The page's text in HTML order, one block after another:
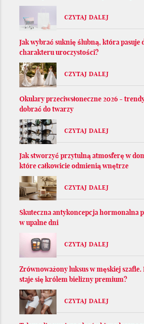
CZYTAJ DALEJ
Jak wybrać suknię ślubną, która pasuje
charakteru uroczystości?
CZYTAJ DALEJ
Okulary przeciwsłoneczne 2026 -
dobrać do twarzy
CZYTAJ DALEJ
Jak stworzyć przytulną atmosferę w
które całkowicie odmienią wnętrze
CZYTAJ DALEJ
Skuteczna antykoncepcja hormonalna
w upalne dni
CZYTAJ DALEJ
Zrównoważony luksus w męskiej szafie.
staje się królem bielizny premium?
CZYTAJ DALEJ